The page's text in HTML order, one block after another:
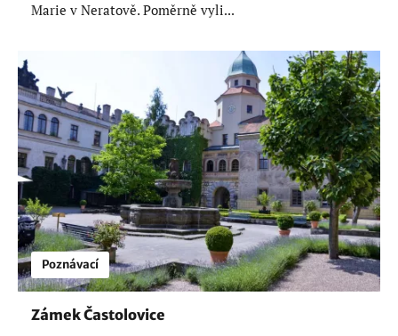
Marie v Neratově. Poměrně vyli...
Poznávací
Zámek Častolovice